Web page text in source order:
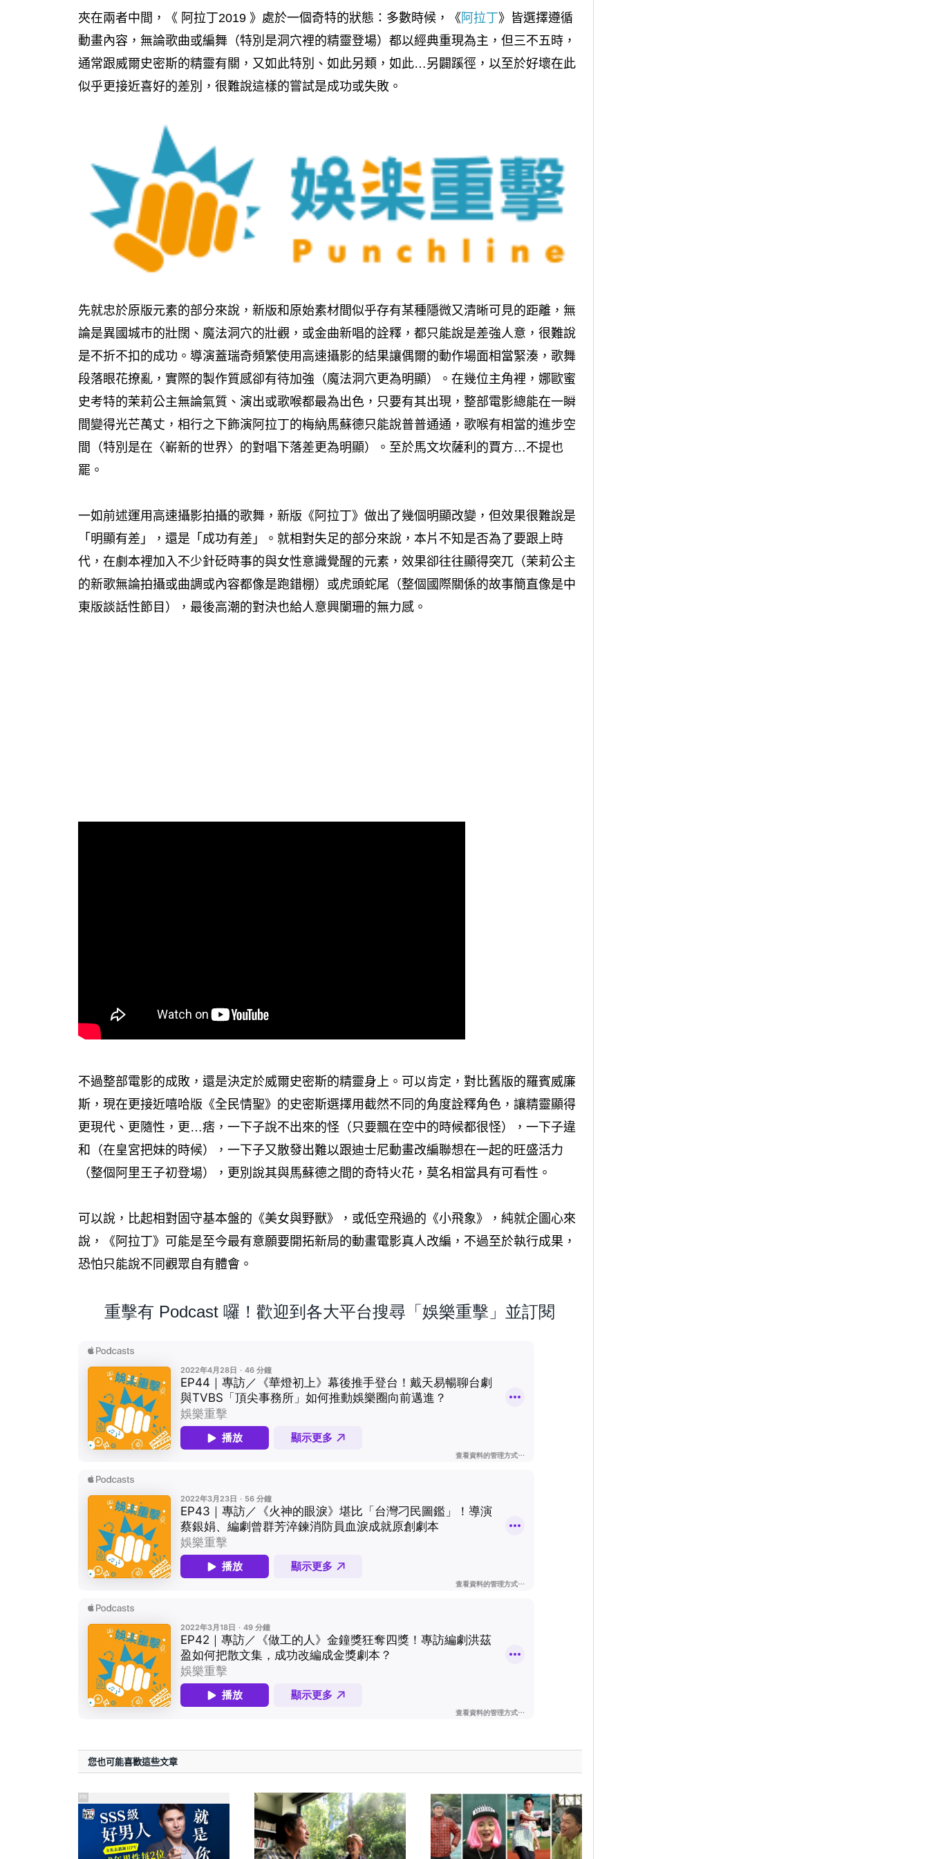
夾在兩者中間，《 阿拉丁2019 》處於一個奇特的狀態：多數時候，《 阿拉丁》皆選擇遵循
動畫內容，無論歌曲或編舞（特別是洞穴裡的精靈登場）都以經典重現為主，但三不五時，
通常跟威爾史密斯的精靈有關，又如此特別、如此另類，如此…另闢蹊徑，以至於好壞在此
似乎更接近喜好的差別，很難說這樣的嘗試是成功或失敗。
先就忠於原版元素的部分來說，新版和原始素材間似乎存有某種隱微又清晰可見的距離，無
論是異國城市的壯闊、魔法洞穴的壯觀，或金曲新唱的詮釋，都只能說是差強人意，很難說
是不折不扣的成功。導演蓋瑞奇頻繁使用高速攝影的結果讓偶爾的動作場面相當緊湊，歌舞
段落眼花撩亂，實際的製作質感卻有待加強（魔法洞穴更為明顯）。在幾位主角裡，娜歐蜜
史考特的茉莉公主無論氣質、演出或歌喉都最為出色，只要有其出現，整部電影總能在一瞬
間變得光芒萬丈，相行之下飾演阿拉丁的梅納馬蘇德只能說普普通通，歌喉有相當的進步空
間（特別是在〈嶄新的世界〉的對唱下落差更為明顯）。至於馬文坎薩利的賈方…不提也
罷。
一如前述運用高速攝影拍攝的歌舞，新版《阿拉丁》做出了幾個明顯改變，但效果很難說是
「明顯有差」，還是「成功有差」。就相對失足的部分來說，本片不知是否為了要跟上時
代，在劇本裡加入不少針砭時事的與女性意識覺醒的元素，效果卻往往顯得突兀（茉莉公主
的新歌無論拍攝或曲調或內容都像是跑錯棚）或虎頭蛇尾（整個國際關係的故事簡直像是中
東版談話性節目），最後高潮的對決也給人意興闌珊的無力感。
不過整部電影的成敗，還是決定於威爾史密斯的精靈身上。可以肯定，對比舊版的羅賓威廉
斯，現在更接近嘻哈版《全民情聖》的史密斯選擇用截然不同的角度詮釋角色，讓精靈顯得
更現代、更隨性，更…痞，一下子說不出來的怪（只要飄在空中的時候都很怪），一下子違
和（在皇宮把妹的時候），一下子又散發出難以跟迪士尼動畫改編聯想在一起的旺盛活力
（整個阿里王子初登場），更別說其與馬蘇德之間的奇特火花，莫名相當具有可看性。
可以說，比起相對固守基本盤的《美女與野獸》，或低空飛過的《小飛象》，純就企圖心來
說，《阿拉丁》可能是至今最有意願要開拓新局的動畫電影真人改編，不過至於執行成果，
恐怕只能說不同觀眾自有體會。
重擊有 Podcast 囉！歡迎到各大平台搜尋「娛樂重擊」並訂閱
您也可能喜歡這些文章
PR